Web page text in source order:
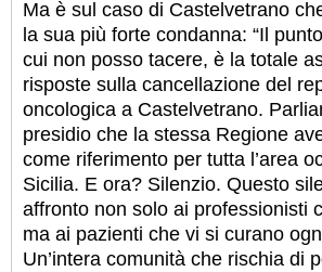
Ma è sul caso di Castelvetrano
la sua più forte condanna: “Il
cui non posso tacere, è la totale
risposte sulla cancellazione del
oncologica a Castelvetrano.
presidio che la stessa Regione
come riferimento per tutta l’area
Sicilia. E ora? Silenzio. Questo
affronto non solo ai professionisti
ma ai pazienti che vi si curano
Un’intera comunità che rischia di